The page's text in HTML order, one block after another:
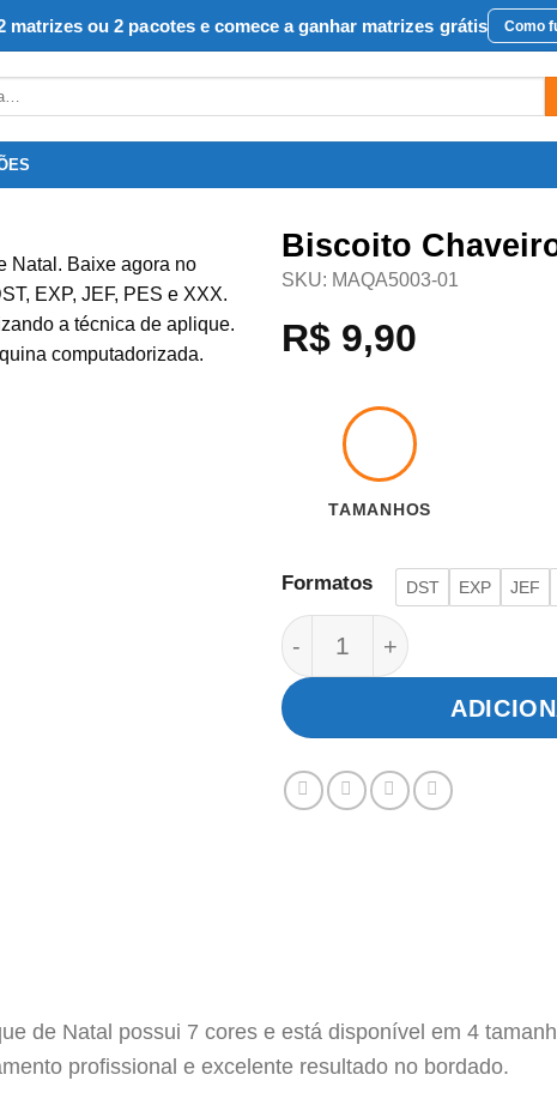
matrizes ou 2 pacotes e comece a ganhar matrizes grátis Como
Favoritar
Biscoito
SKU: MAQA5003-01
R$ 9,90
Formatos DST EXP JEF
Biscoito Chaveiro
de Natal possui 7 cores e está disponível em 4
profissional e excelente resultado no bordado.